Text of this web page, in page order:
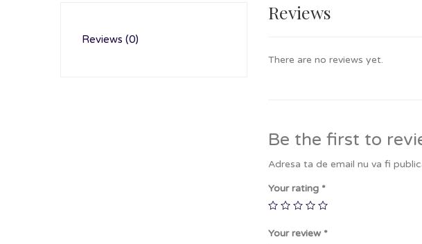
Reviews (0)
Reviews
There are no reviews yet.
Be the first to
Adresa ta de email nu va fi
Your rating *
Your review *